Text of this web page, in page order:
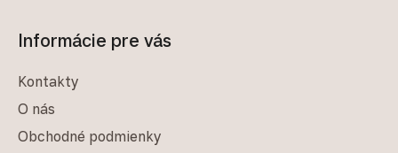
Informácie pre vás
Kontakty
O nás
Obchodné podmienky